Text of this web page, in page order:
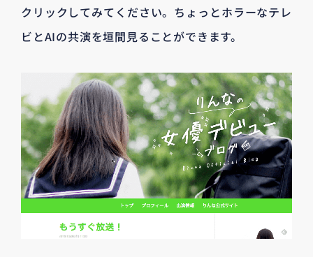
クリックしてみてください。ちょっとホラーなテレ
ビとAIの共演を垣間見ることができます。